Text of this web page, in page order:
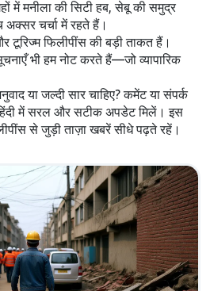
मनीला की सिटी हब, सेबू की समुद्र
अक्सर चर्चा में रहते हैं।
फिलीपींस की बड़ी ताकत हैं।
भी हम नोट करते हैं—जो व्यापारिक
या जल्दी सार चाहिए? कमेंट या संपर्क
में सरल और सटीक अपडेट मिलें। इस
से जुड़ी ताज़ा खबरें सीधे पढ़ते रहें।